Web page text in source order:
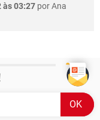
às 03:27 porAna